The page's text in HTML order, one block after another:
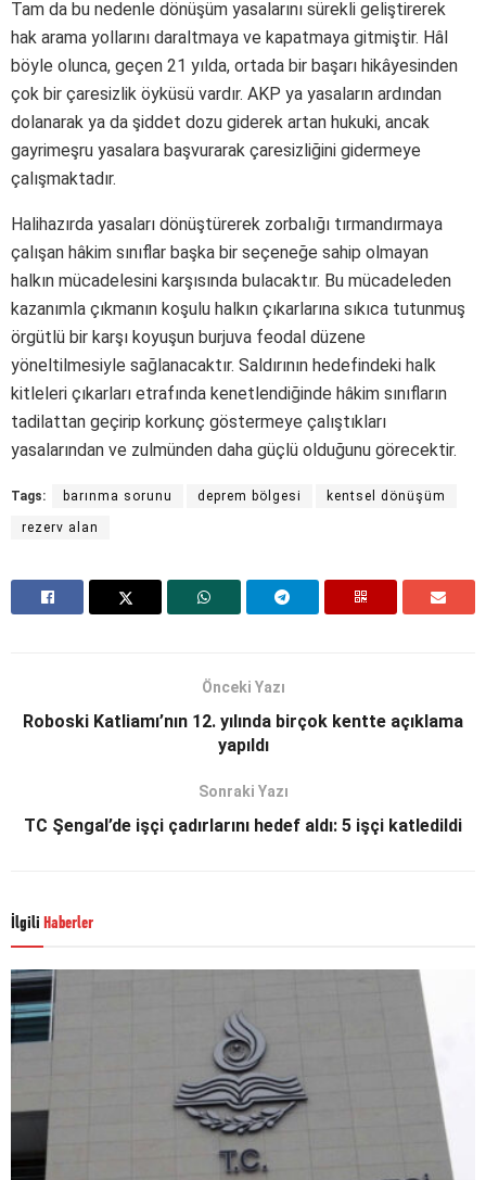
Tam da bu nedenle dönüşüm yasalarını sürekli geliştirerek
hak arama yollarını daraltmaya ve kapatmaya gitmiştir. Hâl
böyle olunca, geçen 21 yılda, ortada bir başarı hikâyesinden
çok bir çaresizlik öyküsü vardır. AKP ya yasaların ardından
dolanarak ya da şiddet dozu giderek artan hukuki, ancak
gayrimeşru yasalara başvurarak çaresizliğini gidermeye
çalışmaktadır.
Halihazırda yasaları dönüştürerek zorbalığı tırmandırmaya
çalışan hâkim sınıflar başka bir seçeneğe sahip olmayan
halkın mücadelesini karşısında bulacaktır. Bu mücadeleden
kazanımla çıkmanın koşulu halkın çıkarlarına sıkıca tutunmuş
örgütlü bir karşı koyuşun burjuva feodal düzene
yöneltilmesiyle sağlanacaktır. Saldırının hedefindeki halk
kitleleri çıkarları etrafında kenetlendiğinde hâkim sınıfların
tadilattan geçirip korkunç göstermeye çalıştıkları
yasalarından ve zulmünden daha güçlü olduğunu görecektir.
Tags: barınma sorunu deprem bölgesi kentsel dönüşüm
rezerv alan
Önceki Yazı
Roboski Katliamı’nın 12. yılında birçok kentte açıklama
yapıldı
Sonraki Yazı
TC Şengal’de işçi çadırlarını hedef aldı: 5 işçi katledildi
İlgili Haberler